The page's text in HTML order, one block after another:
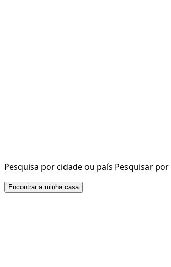
Pesquisa por cidade ou país Pesquisar
Encontrar a minha casa